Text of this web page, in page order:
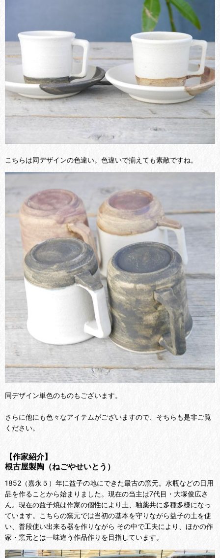
こちらは同デザインの色違い。色違いで揃えても素敵ですね。
同デザイン単色のものもございます。
さらに他にも色々なアイテムがございますので、そちらも是非ご覧
ください。
【作家紹介】
根古屋製陶（ねごやせいとう）
1852 （嘉永５）年に益子の地にできた最古の窯元。水瓶などの日用
品を作ることから始まりました。現在の当主は7代目・ 大塚俊広さ
ん。現在の益子焼は作家の個性により土、釉薬共に多種多様になっ
ています。こちらの窯元では当初の基本を守りながら益子の土を使
い、普段使い出来る器を作りながら その中で工夫により、ほかの作
家・窯元とは一味違う作品作りを目指しています。